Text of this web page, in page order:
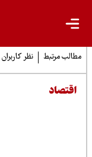
نظر کاربران پربازدیدها